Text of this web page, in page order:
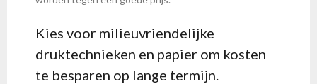
Kies voor milieuvriendelijke
druktechnieken en papier om kosten
te besparen op lange termijn.